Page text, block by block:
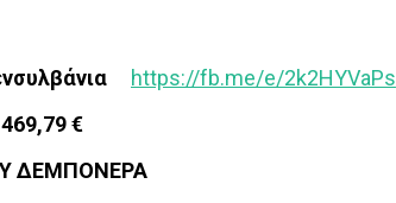
https://fb.me/e/2k2HYVaPs
€
ΔΕΜΠΟΝΕΡΑ